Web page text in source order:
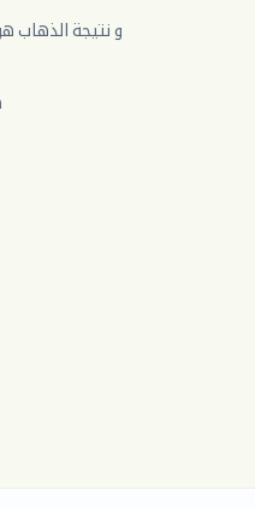
و نتيجة الذهاب